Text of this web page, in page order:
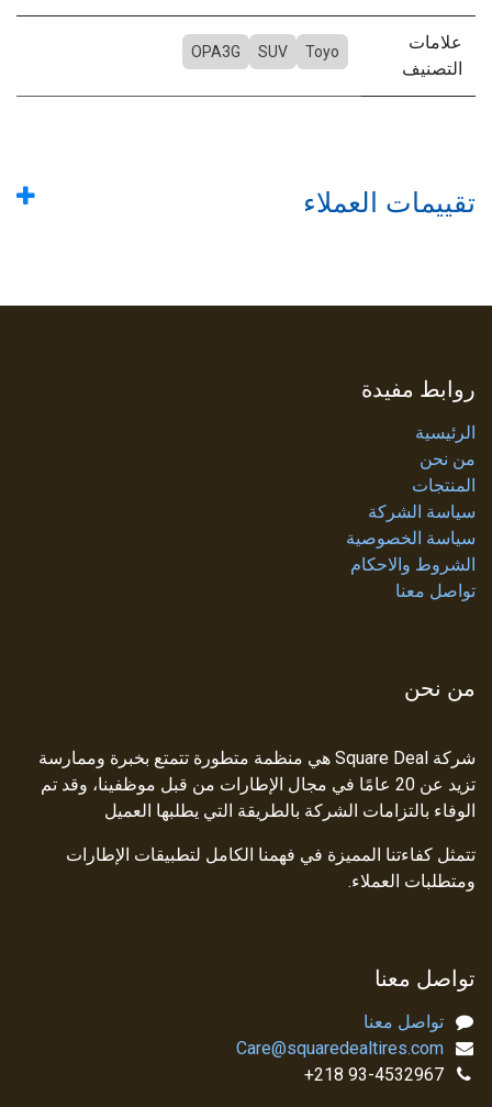
علامات
التصنيف
Toyo
SUV
OPA3G
تقييمات العملاء
روابط مفيدة
الرئيسية
من نحن
المنتجات
سياسة الشركة
سياسة الخصوصية
الشروط والاحكام
تواصل معنا
من نحن
شركة Square Deal هي منظمة متطورة تتمتع بخبرة وممارسة
تزيد عن 20 عامًا في مجال الإطارات من قبل موظفينا، وقد تم
الوفاء بالتزامات الشركة بالطريقة التي يطلبها العميل
تتمثل كفاءتنا المميزة في فهمنا الكامل لتطبيقات الإطارات
ومتطلبات العملاء.
تواصل معنا
تواصل معنا
Care@squaredealtires.com
93-4532967 218+